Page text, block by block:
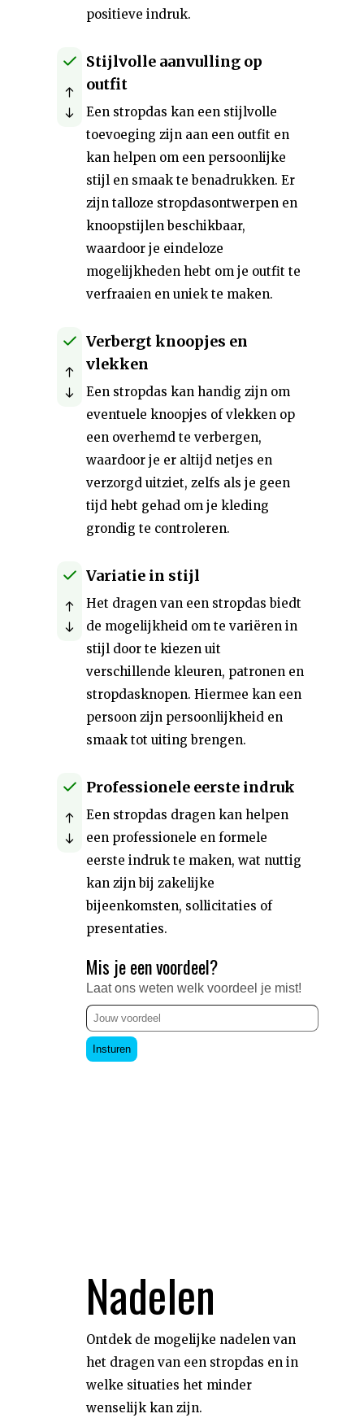
positieve indruk.
Stijlvolle aanvulling op
outfit
Een stropdas kan een stijlvolle
toevoeging zijn aan een outfit en
kan helpen om een persoonlijke
stijl en smaak te benadrukken. Er
zijn talloze stropdasontwerpen en
knoopstijlen beschikbaar,
waardoor je eindeloze
mogelijkheden hebt om je outfit te
verfraaien en uniek te maken.
Verbergt knoopjes en
vlekken
Een stropdas kan handig zijn om
eventuele knoopjes of vlekken op
een overhemd te verbergen,
waardoor je er altijd netjes en
verzorgd uitziet, zelfs als je geen
tijd hebt gehad om je kleding
grondig te controleren.
Variatie in stijl
Het dragen van een stropdas biedt
de mogelijkheid om te variëren in
stijl door te kiezen uit
verschillende kleuren, patronen en
stropdasknopen. Hiermee kan een
persoon zijn persoonlijkheid en
smaak tot uiting brengen.
Professionele eerste indruk
Een stropdas dragen kan helpen
een professionele en formele
eerste indruk te maken, wat nuttig
kan zijn bij zakelijke
bijeenkomsten, sollicitaties of
presentaties.
Mis je een voordeel?
Laat ons weten welk voordeel je mist!
Insturen
Nadelen
Ontdek de mogelijke nadelen van
het dragen van een stropdas en in
welke situaties het minder
wenselijk kan zijn.